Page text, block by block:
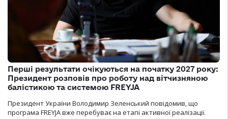
Перші результати очікуються на початку 2027 року:
Президент розповів про роботу над вітчизняною
балістикою та системою FREYJA
Президент України Володимир Зеленський повідомив, що
програма FREYJA вже перебуває на етапі активної реалізації.